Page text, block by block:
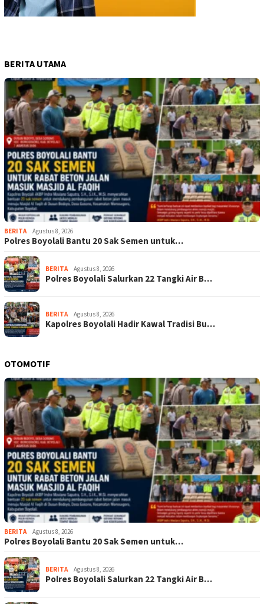
BERITA UTAMA
BERITA Agustus 8, 2026
Polres Boyolali Bantu 20 Sak Semen untuk…
BERITA Agustus 8, 2026
Polres Boyolali Salurkan 22 Tangki Air B…
BERITA Agustus 8, 2026
Kapolres Boyolali Hadir Kawal Tradisi Bu…
OTOMOTIF
BERITA Agustus 8, 2026
Polres Boyolali Bantu 20 Sak Semen untuk…
BERITA Agustus 8, 2026
Polres Boyolali Salurkan 22 Tangki Air B…